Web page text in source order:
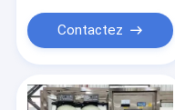
Contactez